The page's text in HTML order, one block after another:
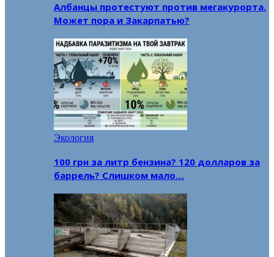
Албанцы протестуют против мегакурорта.
Может пора и Закарпатью?
Экология
100 грн за литр бензина? 120 долларов за
баррель? Слишком мало…